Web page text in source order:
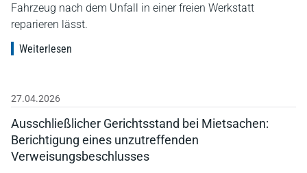
Fahrzeug nach dem Unfall in einer freien Werkstatt
reparieren lässt.
Weiterlesen
27.04.2026
Ausschließlicher Gerichtsstand bei Mietsachen:
Berichtigung eines unzutreffenden
Verweisungsbeschlusses